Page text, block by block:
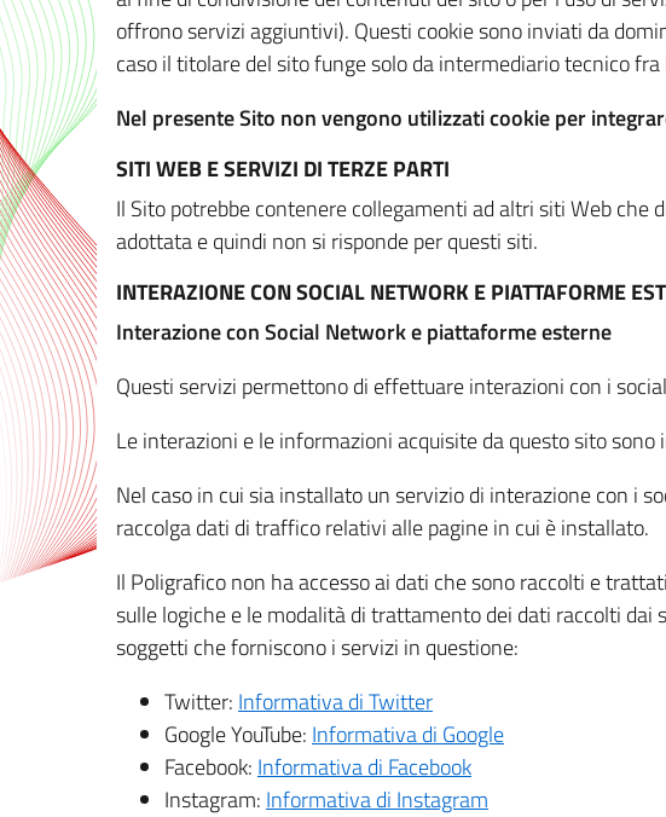
offrono servizi aggiuntivi). Questi cookie sono inviati da
caso il titolare del sito funge solo da intermediario tecnico
Nel presente Sito non vengono utilizzati cookie per
SITI WEB E SERVIZI DI TERZE PARTI
Il Sito potrebbe contenere collegamenti ad altri siti Web che
adottata e quindi non si risponde per questi siti.
INTERAZIONE CON SOCIAL NETWORK E PIATTAFORME
Interazione con Social Network e piattaforme esterne
Questi servizi permettono di effettuare interazioni con i
Le interazioni e le informazioni acquisite da questo sito
Nel caso in cui sia installato un servizio di interazione con i
raccolga dati di traffico relativi alle pagine in cui è installato.
Il Poligrafico non ha accesso ai dati che sono raccolti e
sulle logiche e le modalità di trattamento dei dati raccolti
soggetti che forniscono i servizi in questione:
Twitter: Informativa di Twitter
Google YouTube: Informativa di Google
Facebook: Informativa di Facebook
Instagram: Informativa di Instagram